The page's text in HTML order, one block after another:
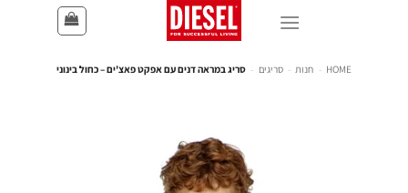
HOME
- חנות - סריגים - סריג במראה דנים עם אפקט פאצ'ים – כחול בינוני